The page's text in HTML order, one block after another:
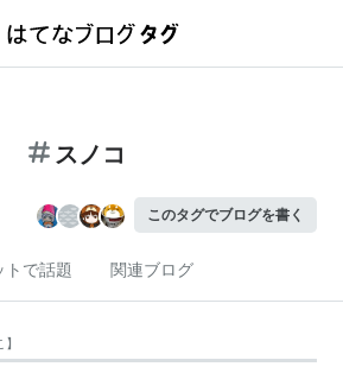
スノコ
このタグでブログを書く
トで話題 関連ブログ
】